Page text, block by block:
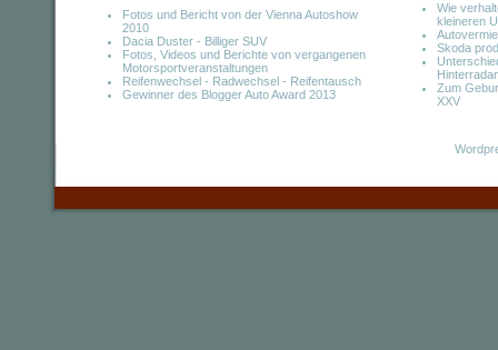
Fotos und Bericht von der Vienna Autoshow
2010
Dacia Duster - Billiger SUV
Fotos, Videos und Berichte von vergangenen
Motorsportveranstaltungen
Reifenwechsel - Radwechsel - Reifentausch
Gewinner des Blogger Auto Award 2013
Wie
kleineren
Skoda
Zum
XXV